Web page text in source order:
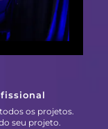
os projetos.
seu projeto.